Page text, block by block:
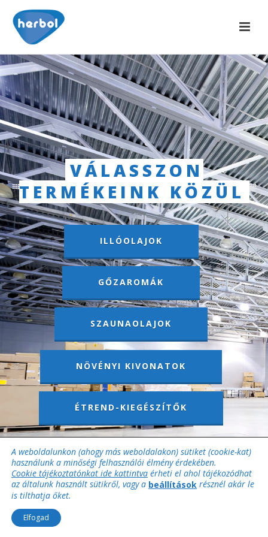
VÁLASSZON
TERMÉKEINK KÖZÜL
ILLÓOLAJOK
GŐZAROMÁK
SZAUNAOLAJOK
NÖVÉNYI KIVONATOK
ÉTREND-KIEGÉSZÍTŐK
A weboldalunkon (ahogy más weboldalakon) sütiket (cookie-kat)
használunk a minőségi felhasználói élmény érdekében.
Cookie tájékoztatónkat ide kattintva érheti el ahol tájékozódhat
az általunk használt sütikről, vagy a beállítások résznél akár le
is tilthatja őket.
Elfogad